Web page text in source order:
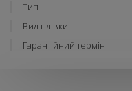
Тип
Вид плівки
Гарантійний термін